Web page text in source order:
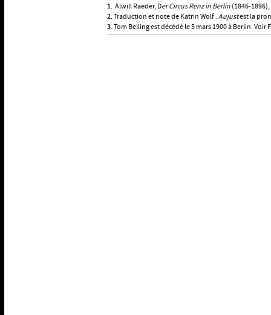
1. Alwill Raeder, Der Circus Renz in Berlin (1846-
2.Traduction et note de Katrin Wolf : Aujustest la
3.Tom Belling est décédé le 5 mars 1900 à Berlin. Voir